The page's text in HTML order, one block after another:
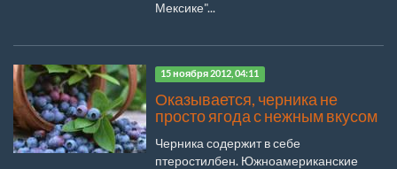
Мексике"...
15 ноября 2012, 04:11
Оказывается, черника не
просто ягода с нежным вкусом
Черника содержит в себе
птеростилбен. Южноамериканские